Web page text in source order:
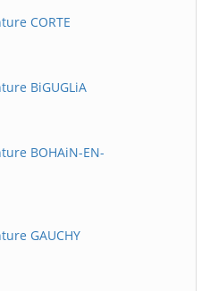
CORTE
BiGUGLiA
BOHAiN-EN-
GAUCHY